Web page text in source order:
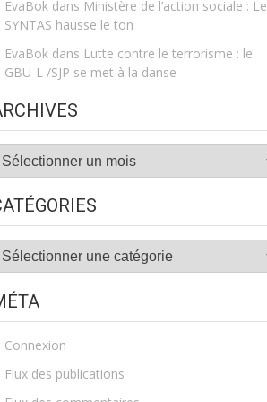
EvaBok dans Ministère de l’action sociale : Le
SYNTAS hausse le ton
EvaBok dans Lutte contre le terrorisme : le
GBU-L /SJP se met à la danse
Connexion
Flux des publications